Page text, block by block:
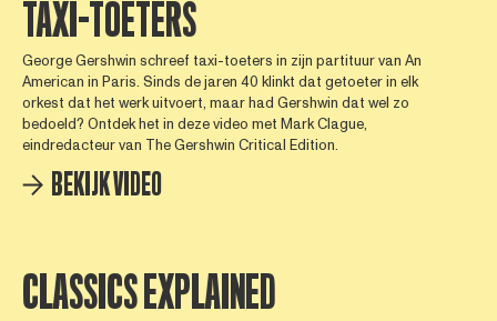
TAXI-TOETERS
George Gershwin schreef taxi-toeters in zijn partituur van An
American in Paris. Sinds de jaren 40 klinkt dat getoeter in elk
orkest dat het werk uitvoert, maar had Gershwin dat wel zo
bedoeld? Ontdek het in deze video met Mark Clague,
eindredacteur van The Gershwin Critical Edition.
BEKIJK VIDEO
CLASSICS EXPLAINED